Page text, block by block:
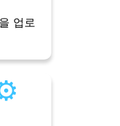
업로